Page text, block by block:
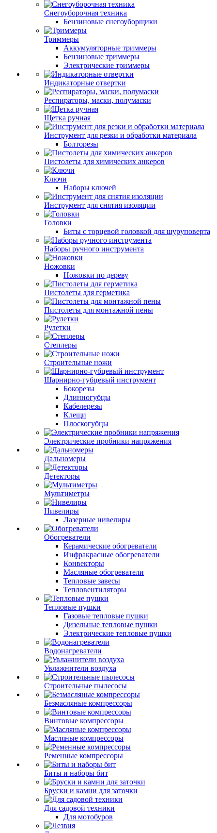
Снегоуборочная техника
Бензиновые снегоуборщики
Триммеры
Аккумуляторные триммеры
Бензиновые триммеры
Электрические триммеры
Индикаторные отвертки
Респираторы, маски, полумаски
Щетка ручная
Инструмент для резки и обработки материала
Болторезы
Пистолеты для химических анкеров
Ключи
Наборы ключей
Инструмент для снятия изоляции
Головки
Биты с торцевой головкой для шуруповерта
Наборы ручного инструмента
Ножовки
Ножовки по дереву
Пистолеты для герметика
Пистолеты для монтажной пены
Рулетки
Степлеры
Строительные ножи
Шарнирно-губцевый инструмент
Бокорезы
Длинногубцы
Кабелерезы
Клещи
Плоскогубцы
Электрические пробники напряжения
Дальномеры
Детекторы
Мультиметры
Нивелиры
Лазерные нивелиры
Обогреватели
Керамические обогреватели
Инфракрасные обогреватели
Конвекторы
Масляные обогреватели
Тепловые завесы
Тепловентиляторы
Тепловые пушки
Газовые тепловые пушки
Дизельные тепловые пушки
Электрические тепловые пушки
Водонагреватели
Увлажнители воздуха
Строительные пылесосы
Безмасляные компрессоры
Винтовые компрессоры
Масляные компрессоры
Ременные компрессоры
Биты и наборы бит
Бруски и камни для заточки
Для садовой техники
Для мотобуров